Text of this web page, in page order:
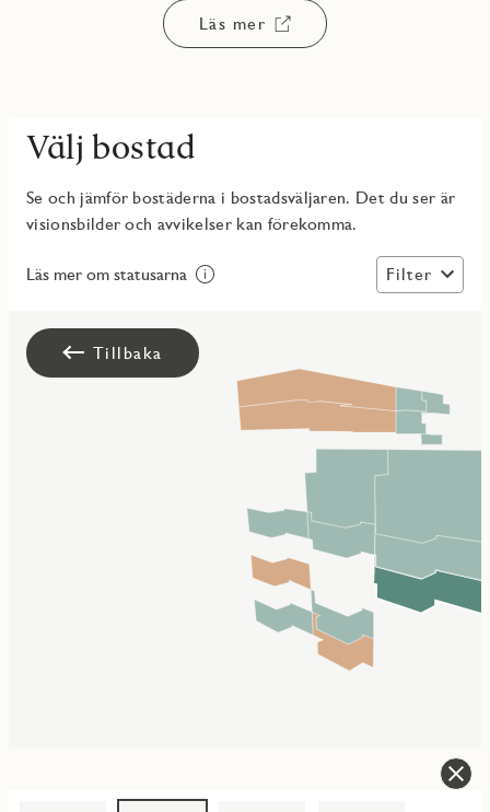
Läs mer
Välj bostad
Se och jämför bostäderna i bostadsväljaren. Det du ser är
visionsbilder och avvikelser kan förekomma.
Läs mer om statusarna Filter
Tillbaka